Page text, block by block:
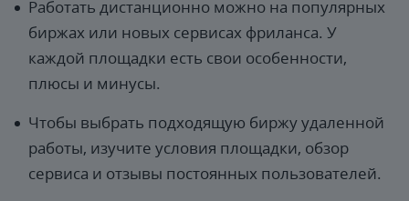
Работать дистанционно можно на популярных
биржах или новых сервисах фриланса. У
каждой площадки есть свои особенности,
плюсы и минусы.
Чтобы выбрать подходящую биржу удаленной
работы, изучите условия площадки, обзор
сервиса и отзывы постоянных пользователей.